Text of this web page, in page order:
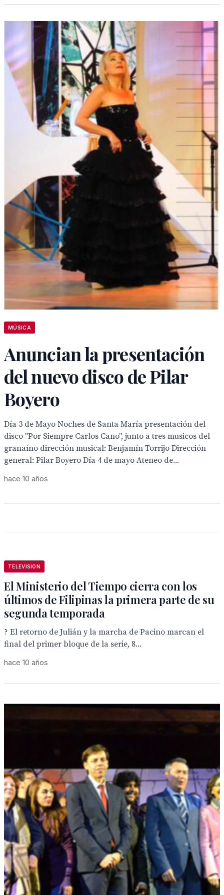
MÚSICA
Anuncian la presentación
del nuevo disco de Pilar
Boyero
Día 3 de Mayo Noches de Santa María presentación del
disco "Por Siempre Carlos Cano", junto a tres musicos del
granaíno dirección musical: Benjamín Torrijo Dirección
general: Pilar Boyero Día 4 de mayo Ateneo de...
hace 10 años
TELEVISION
El Ministerio del Tiempo cierra con los
últimos de Filipinas la primera parte de su
segunda temporada
? El retorno de Julián y la marcha de Pacino marcan el
final del primer bloque de la serie, 8...
hace 10 años